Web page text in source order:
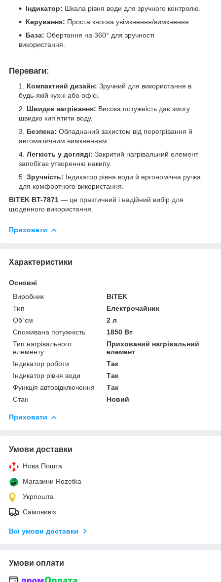
Індикатор: Шкала рівня води для зручного контролю.
Керування: Проста кнопка увімкнення/вимкнення.
База: Обертання на 360° для зручності
використання.
Переваги:
Компактний дизайн: Зручний для використання в
будь-якій кухні або офісі.
Швидке нагрівання: Висока потужність дає змогу
швидко кип'ятити воду.
Безпека: Обладнаний захистом від перегрівання й
автоматичним вимкненням.
Легкість у догляді: Закритий нагрівальний елемент
запобігає утворенню накипу.
Зручність: Індикатор рівня води й ергономічна ручка
для комфортного використання.
BITEK BT-7871 — це практичний і надійний вибір для
щоденного використання.
Приховати
Характеристики
Основні
Виробник
BiTEK
Тип
Електрочайник
Об`єм
2 л
Споживана потужність
1850 Вт
Тип нагрівального
елементу
Прихований нагрівальний
елемент
Індикатор роботи
Так
Індикатор рівня води
Так
Функція автовідключення
Так
Стан
Новий
Приховати
Умови доставки
Нова Пошта
Магазини Rozetka
Укрпошта
Самовивіз
Всі умови доставки
Умови оплати